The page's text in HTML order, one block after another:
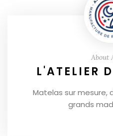
About
L'ATELIER
Matelas sur mesure,
grands